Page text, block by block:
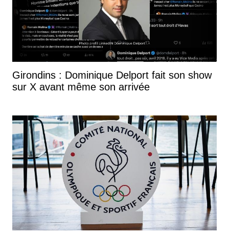
Girondins : Dominique Delport fait son show
sur X avant même son arrivée